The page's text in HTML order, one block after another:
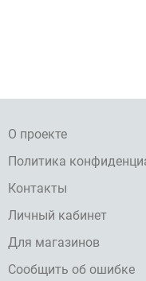
О проекте
Политика
Контакты
Личный кабинет
Для магазинов
Сообщить об ошибке